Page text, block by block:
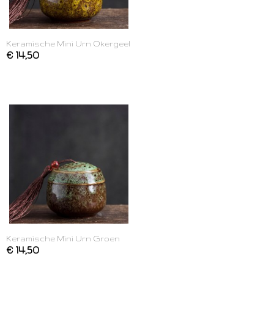
Keramische Mini Urn Okergeel
€ 14,50
Keramische Mini Urn Groen
€ 14,50